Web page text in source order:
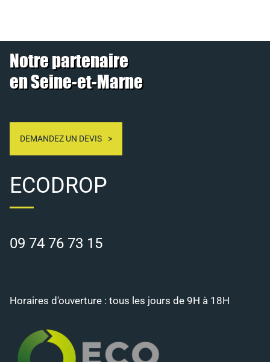
Notre partenaire
en Seine-et-Marne
DEMANDEZ UN DEVIS
ECODROP
09 74 76 73 15
Horaires d'ouverture : tous les jours de 9H à 18H